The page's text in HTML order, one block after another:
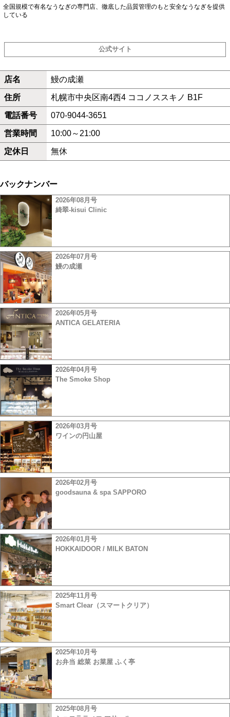
全国規模で有名なうなぎの専門店、徹底した品質管理のもと安全なうなぎを提供
している
公式サイト
店名 鰻の成瀬
住所 札幌市中央区南4西4 ココノススキノ B1F
電話番号 070-9044-3651
営業時間 10:00～21:00
定休日 無休
バックナンバー
2026年08月号
綺翠-kisui Clinic
2026年07月号
鰻の成瀬
2026年05月号
ANTICA GELATERIA
2026年04月号
The Smoke Shop
2026年03月号
ワインの円山屋
2026年02月号
goodsauna & spa SAPPORO
2026年01月号
HOKKAIDOOR / MILK BATON
2025年11月号
Smart Clear（スマートクリア）
2025年10月号
お弁当 総菜 お菜屋 ふく亭
2025年08月号